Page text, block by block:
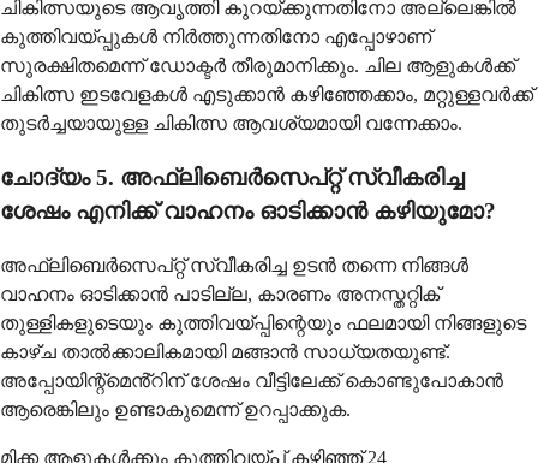
ചികിത്സയുടെ ആവൃത്തി കുറയ്ക്കുന്നതിനോ അല്ലെങ്കിൽ
കുത്തിവയ്പ്പുകൾ നിർത്തുന്നതിനോ എപ്പോഴാണ്
സുരക്ഷിതമെന്ന് ഡോക്ടർ തീരുമാനിക്കും. ചില ആളുകൾക്ക്
ചികിത്സ ഇടവേളകൾ എടുക്കാൻ കഴിഞ്ഞേക്കാം, മറ്റുള്ളവർക്ക്
തുടർച്ചയായുള്ള ചികിത്സ ആവശ്യമായി വന്നേക്കാം.
ചോദ്യം 5. അഫ്‌ലിബെർസെപ്റ്റ് സ്വീകരിച്ച
ശേഷം എനിക്ക് വാഹനം ഓടിക്കാൻ കഴിയുമോ?
അഫ്‌ലിബെർസെപ്റ്റ് സ്വീകരിച്ച ഉടൻ തന്നെ നിങ്ങൾ
വാഹനം ഓടിക്കാൻ പാടില്ല, കാരണം അനസ്തറ്റിക്
തുള്ളികളുടെയും കുത്തിവയ്പ്പിന്റെയും ഫലമായി നിങ്ങളുടെ
കാഴ്ച താൽക്കാലികമായി മങ്ങാൻ സാധ്യതയുണ്ട്.
അപ്പോയിന്റ്മെൻ്റിന് ശേഷം വീട്ടിലേക്ക് കൊണ്ടുപോകാൻ
ആരെങ്കിലും ഉണ്ടാകുമെന്ന് ഉറപ്പാക്കുക.
മിക്ക ആളുകൾക്കും കുത്തിവയ്പ് കഴിഞ്ഞ് 24